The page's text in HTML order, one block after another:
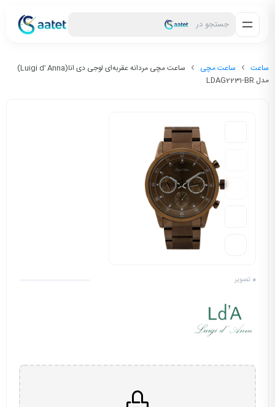
جستجو در
ساعت ساعت مچی
ساعت مچی مردانه عقربه‌ای لوجی دی انا(Luigi d’ Anna)
مدل LDAG2231-BR
0 تصویر